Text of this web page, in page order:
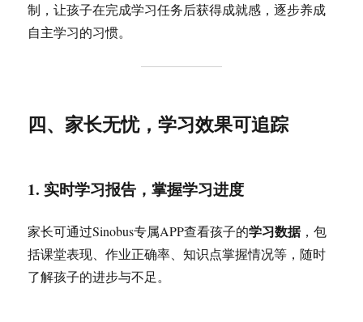
制，让孩子在完成学习任务后获得成就感，逐步养成
自主学习的习惯。
四、家长无忧，学习效果可追踪
1. 实时学习报告，掌握学习进度
家长可通过Sinobus专属APP查看孩子的学习数据，包
括课堂表现、作业正确率、知识点掌握情况等，随时
了解孩子的进步与不足。